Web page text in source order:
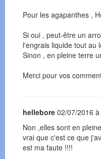
Pour les agapanthes ,
Si oui , peut-être un
l'engrais liquide tout au
Sinon , en pleine terre
Merci pour vos
hellebore 02/07/2016
Non ,elles sont en
vrai que c'est ce que
est ma faute !!!!